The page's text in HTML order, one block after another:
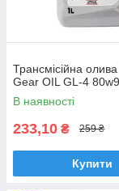
Трансмісійна олива
Gear OIL GL-4
В наявності
233,10 ₴ 259 ₴
Купити